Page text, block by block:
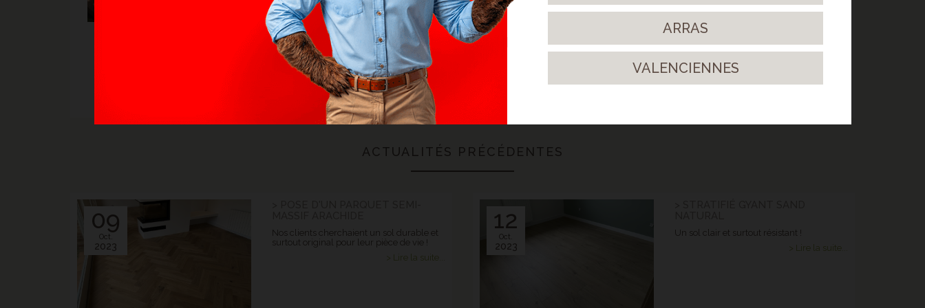
ACTUALITÉS PRÉCÉDENTES
09
Oct.
2023
Nos clients cherchaient un sol durable et
surtout original pour leur pièce de vie !
> Lire la suite...
12
Oct.
2023
Un sol clair et surtout résistant !
> Lire la suite...
ARRAS
VALENCIENNES